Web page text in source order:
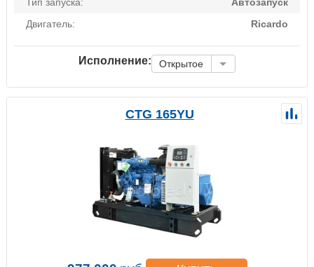
Двигатель:
Ricardo
Исполнение: Открытое
CTG 165YU